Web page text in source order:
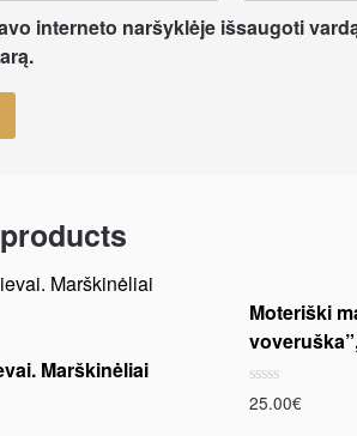
interneto naršyklėje išsaugoti
Marškinėliai
Moteriški
Rated
0
25.00€